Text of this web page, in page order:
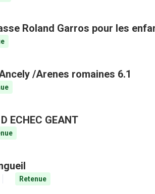
Roland Garros pour les
/Arenes romaines 6.1
ECHEC GEANT
Retenue